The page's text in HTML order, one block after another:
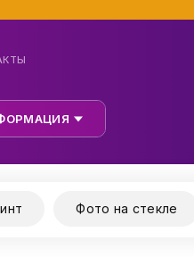
Фото на стекле